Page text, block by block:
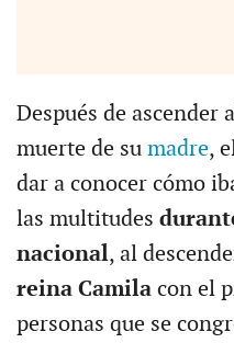
Después de
muerte de su madre,
dar a conocer cómo
las multitudes
nacional, al
reina Camilacon el
personas que se